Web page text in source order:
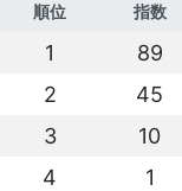
順位
指数
1 89
2
45
3
10
4
1